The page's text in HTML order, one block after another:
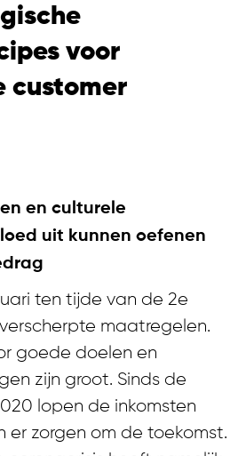
voor
customer
en culturele
uit kunnen oefenen
ten tijde van de 2e
maatregelen.
goede doelen en
zijn groot. Sinds de
lopen de inkomsten
er zorgen om de toekomst.